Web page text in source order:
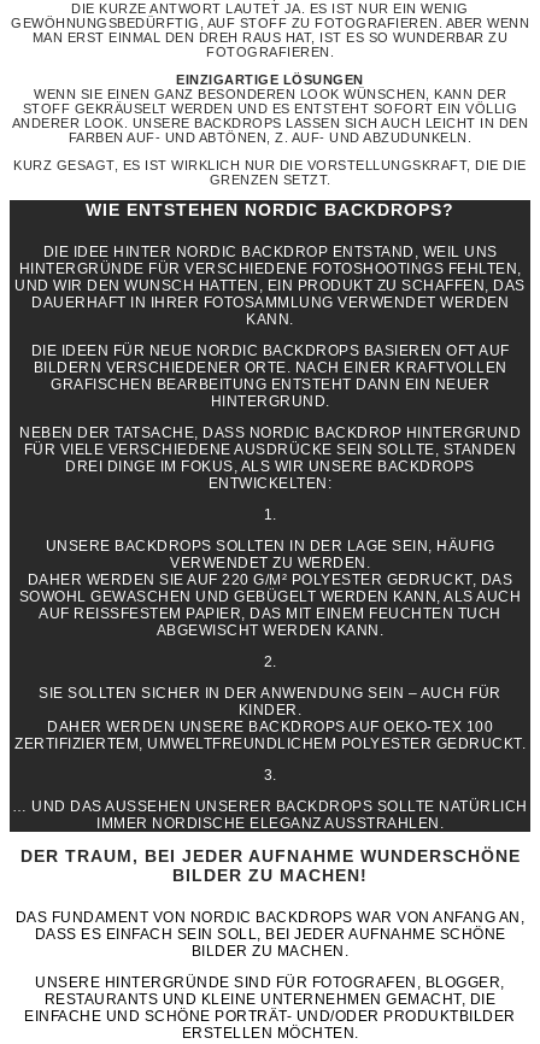
DIE KURZE ANTWORT LAUTET JA. ES IST NUR EIN WENIG
GEWÖHNUNGSBEDÜRFTIG, AUF STOFF ZU FOTOGRAFIEREN. ABER WENN
MAN ERST EINMAL DEN DREH RAUS HAT, IST ES SO WUNDERBAR ZU
FOTOGRAFIEREN.
EINZIGARTIGE LÖSUNGEN
WENN SIE EINEN GANZ BESONDEREN LOOK WÜNSCHEN, KANN DER
STOFF GEKRÄUSELT WERDEN UND ES ENTSTEHT SOFORT EIN VÖLLIG
ANDERER LOOK. UNSERE BACKDROPS LASSEN SICH AUCH LEICHT IN DEN
FARBEN AUF- UND ABTÖNEN, Z. AUF- UND ABZUDUNKELN.
KURZ GESAGT, ES IST WIRKLICH NUR DIE VORSTELLUNGSKRAFT, DIE DIE
GRENZEN SETZT.
WIE ENTSTEHEN NORDIC BACKDROPS?
DIE IDEE HINTER NORDIC BACKDROP ENTSTAND, WEIL UNS
HINTERGRÜNDE FÜR VERSCHIEDENE FOTOSHOOTINGS FEHLTEN,
UND WIR DEN WUNSCH HATTEN, EIN PRODUKT ZU SCHAFFEN, DAS
DAUERHAFT IN IHRER FOTOSAMMLUNG VERWENDET WERDEN
KANN.
DIE IDEEN FÜR NEUE NORDIC BACKDROPS BASIEREN OFT AUF
BILDERN VERSCHIEDENER ORTE. NACH EINER KRAFTVOLLEN
GRAFISCHEN BEARBEITUNG ENTSTEHT DANN EIN NEUER
HINTERGRUND.
NEBEN DER TATSACHE, DASS NORDIC BACKDROP HINTERGRUND
FÜR VIELE VERSCHIEDENE AUSDRÜCKE SEIN SOLLTE, STANDEN
DREI DINGE IM FOKUS, ALS WIR UNSERE BACKDROPS
ENTWICKELTEN:
1.
UNSERE BACKDROPS SOLLTEN IN DER LAGE SEIN, HÄUFIG
VERWENDET ZU WERDEN.
DAHER WERDEN SIE AUF 220 G/M² POLYESTER GEDRUCKT, DAS
SOWOHL GEWASCHEN UND GEBÜGELT WERDEN KANN, ALS AUCH
AUF REISSFESTEM PAPIER, DAS MIT EINEM FEUCHTEN TUCH A
BGEWISCHT WERDEN KANN.
2.
SIE SOLLTEN SICHER IN DER ANWENDUNG SEIN – AUCH FÜR
KINDER.
DAHER WERDEN UNSERE BACKDROPS AUF OEKO-TEX 100
ZERTIFIZIERTEM, UMWELTFREUNDLICHEM POLYESTER GEDRUCKT.
3.
… UND DAS AUSSEHEN UNSERER BACKDROPS SOLLTE NATÜRLICH
IMMER NORDISCHE ELEGANZ AUSSTRAHLEN.
DER TRAUM, BEI JEDER AUFNAHME WUNDERSCHÖNE
BILDER ZU MACHEN!
DAS FUNDAMENT VON NORDIC BACKDROPS WAR VON ANFANG AN,
DASS ES EINFACH SEIN SOLL, BEI JEDER AUFNAHME SCHÖNE
BILDER ZU MACHEN.
UNSERE HINTERGRÜNDE SIND FÜR FOTOGRAFEN, BLOGGER,
RESTAURANTS UND KLEINE UNTERNEHMEN GEMACHT, DIE
EINFACHE UND SCHÖNE PORTRÄT- UND/ODER PRODUKTBILDER
ERSTELLEN MÖCHTEN.